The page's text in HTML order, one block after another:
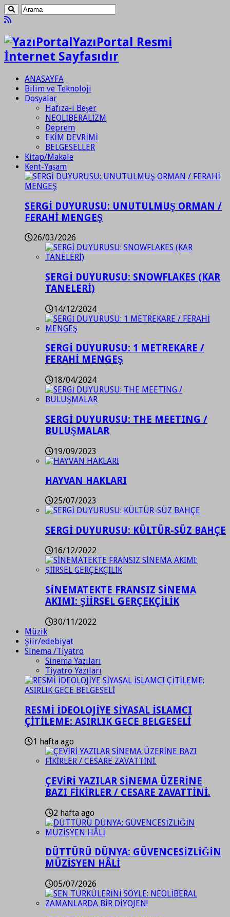
YazıPortal Resmi
İnternet Sayfasıdır
ANASAYFA
Bilim ve Teknoloji
Dosyalar
Hafıza-i Beşer
NEOLİBERALİZM
Deprem
EKİM DEVRİMİ
BELGESELLER
Kitap/Makale
Kent-Yaşam
SERGİ DUYURUSU: UNUTULMUŞ ORMAN /
FERAHİ MENGEŞ
26/03/2026
SERGİ DUYURUSU: SNOWFLAKES (KAR
TANELERİ)
14/12/2024
SERGİ DUYURUSU: 1 METREKARE /
FERAHİ MENGEŞ
18/04/2024
SERGİ DUYURUSU: THE MEETING /
BULUŞMALAR
19/09/2023
HAYVAN HAKLARI
25/07/2023
SERGİ DUYURUSU: KÜLTÜR-SÜZ BAHÇE
16/12/2022
SİNEMATEKTE FRANSIZ SİNEMA
AKIMI: ŞİİRSEL GERÇEKÇİLİK
30/11/2022
Müzik
Şiir/edebiyat
Sinema /Tiyatro
Sinema Yazıları
Tiyatro Yazıları
RESMİ İDEOLOJİYE SİYASAL İSLAMCI
ÇİTİLEME: ASIRLIK GECE BELGESELİ
1 hafta ago
ÇEVİRİ YAZILAR SİNEMA ÜZERİNE
BAZI FİKİRLER / CESARE ZAVATTİNİ.
2 hafta ago
DÜTTÜRÜ DÜNYA: GÜVENCESİZLİĞİN
MÜZİSYEN HÂLİ
05/07/2026